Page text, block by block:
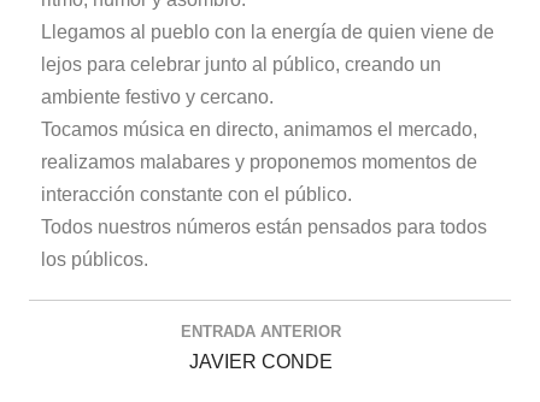
Llegamos al pueblo con la energía de quien viene de
lejos para celebrar junto al público, creando un
ambiente festivo y cercano.
Tocamos música en directo, animamos el mercado,
realizamos malabares y proponemos momentos de
interacción constante con el público.
Todos nuestros números están pensados para todos
los públicos.
ENTRADA ANTERIOR
JAVIER CONDE